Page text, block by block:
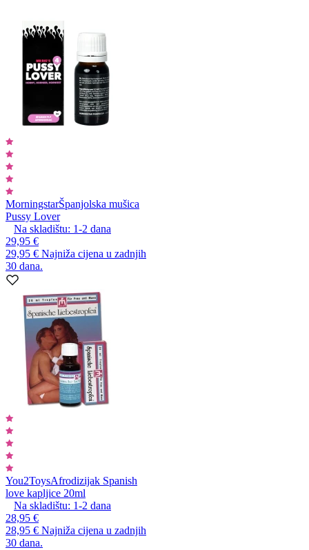
MorningstarŠpanjolska mušica
Pussy Lover
Na skladištu: 1-2 dana
29,95 €
29,95 € Najniža cijena u zadnjih
30 dana.
You2ToysAfrodizijak Spanish
love kapljice 20ml
Na skladištu: 1-2 dana
28,95 €
28,95 € Najniža cijena u zadnjih
30 dana.